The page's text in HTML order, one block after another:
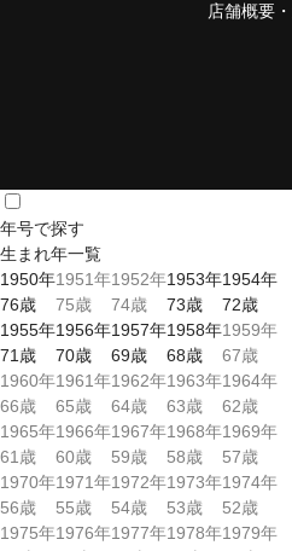
店舗概要
年号で探す
生まれ年一覧
1950年
76歳
1951年
75歳
1952年
74歳
1953年
73歳
1954年
72歳
1955年
71 歳
1956年
70歳
1957年
69歳
1958年
68歳
1959年
67歳
1960年
66歳
1961年
65歳
1962年
64歳
1963年
63歳
1964年
62歳
1965年
61 歳
1966年
60歳
1967年
59歳
1968年
58歳
1969年
57歳
1970年
56歳
1971年
55歳
1972年
54歳
1973年
53歳
1974年
52歳
1975年1976年1977年1978年1979年